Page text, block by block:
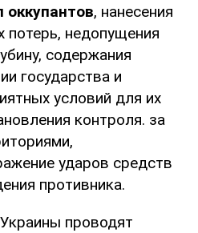
, нанесения
потерь, недопущения
содержания
государства и
условий для их
контроля. за
ударов средств
противника.
проводят